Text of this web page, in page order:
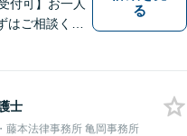
付可】お一人
はご相談くだ
る
士
藤本法律事務所 亀岡事務所